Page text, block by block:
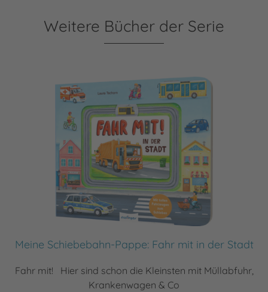
Weitere Bücher der Serie
Meine Schiebebahn-Pappe: Fahr mit in der Stadt
Fahr mit! Hier sind schon die Kleinsten mit Müllabfuhr,
Krankenwagen & Co